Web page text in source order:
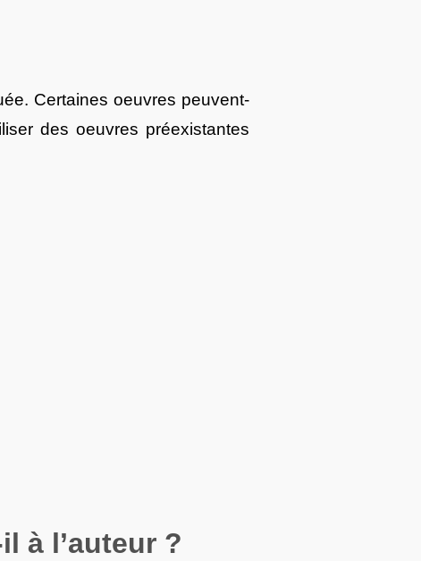
Certaines oeuvres peuvent-
des oeuvres préexistantes
à l’auteur ?